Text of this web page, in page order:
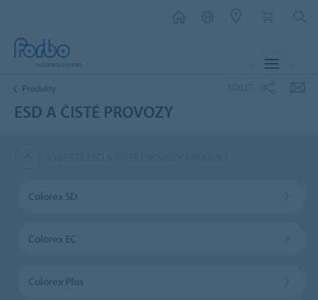
Produkty
ESD A ČISTÉ PROVOZY
Colorex SD
Colorex EC
Colorex Plus